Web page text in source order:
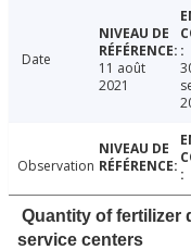
Date
11 août
2021
Observation
Quantity of fertilizer
service centers